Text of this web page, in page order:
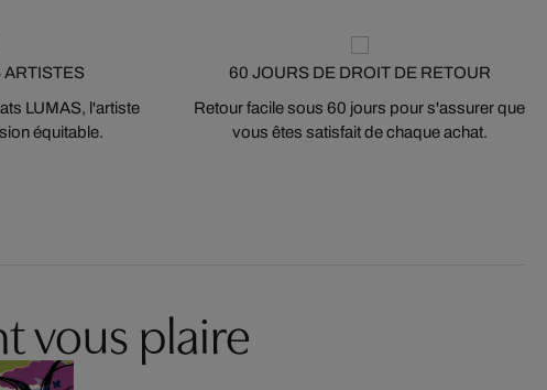
ARTISTES
LUMAS, l'artiste
équitable.
60 JOURS DE DROIT DE RETOUR
Retour facile sous 60 jours pour s'assurer que
vous êtes satisfait de chaque achat.
vous plaire